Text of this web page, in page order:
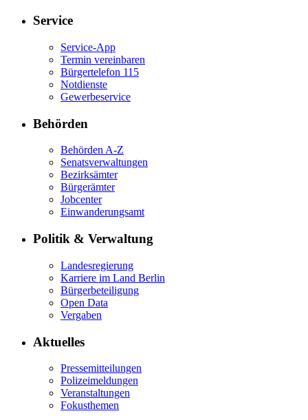
Service
Service-App
Termin vereinbaren
Bürgertelefon 115
Notdienste
Gewerbeservice
Behörden
Behörden A-Z
Senatsverwaltungen
Bezirksämter
Bürgerämter
Jobcenter
Einwanderungsamt
Politik & Verwaltung
Landesregierung
Karriere im Land Berlin
Bürgerbeteiligung
Open Data
Vergaben
Aktuelles
Pressemitteilungen
Polizeimeldungen
Veranstaltungen
Fokusthemen